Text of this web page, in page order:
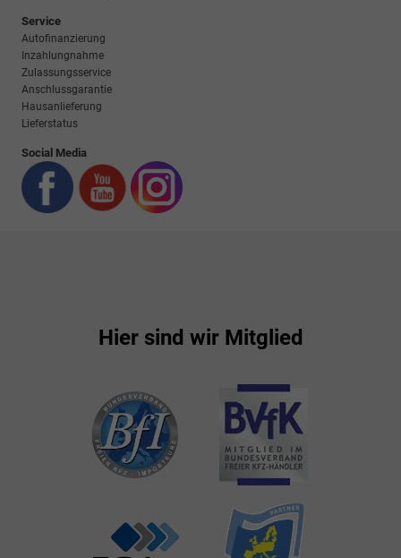
Service
Autofinanzierung
Inzahlungnahme
Zulassungsservice
Anschlussgarantie
Hausanlieferung
Lieferstatus
Social Media
Hier sind wir Mitglied